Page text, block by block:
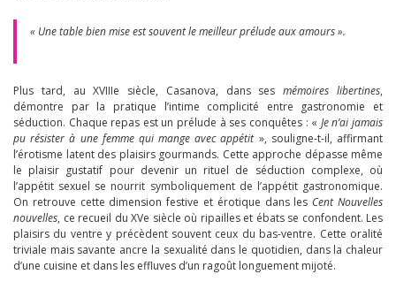
« Une table bien mise est souvent le meilleur prélude aux amours ».
Plus tard, au XVIIIe siècle, Casanova, dans sesmémoires libertines,
démontre par la pratique l’intime complicité entre gastronomie et
séduction. Chaque repas est un prélude à ses conquêtes : « Je n’ai jamais
pu résister à une femme qui mange avec appétit», souligne-t-il, affirmant
l’érotisme latent des plaisirs gourmands. Cette approche dépasse même
le plaisir gustatif pour devenir un rituel de séduction complexe, où
l’appétit sexuel se nourrit symboliquement de l’appétit gastronomique.
On retrouve cette dimension festive et érotique dans les Cent Nouvelles
nouvelles, ce recueil du XVe siècle où ripailles et ébats se confondent. Les
plaisirs du ventre y précèdent souvent ceux du bas-ventre. Cette oralité
triviale mais savante ancre la sexualité dans le quotidien, dans la chaleur
d’une cuisine et dans les effluves d’un ragoût longuement mijoté.